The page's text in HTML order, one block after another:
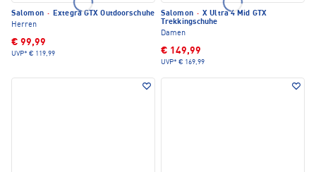
Salomon · Extegra GTX Outdoorschuhe
Herren
€ 99,99
UVP* € 119,99
Salomon · X Ultra 4 Mid GTX
Trekkingschuhe
Damen
€ 149,99
UVP* € 169,99